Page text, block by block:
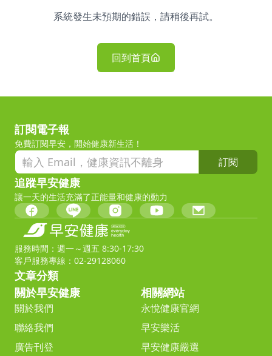
系統發生未預期的錯誤，請稍後再試。
回到首頁
訂閱電子報
免費訂閱早安，開始健康新生活！
訂閱
追蹤早安健康
讓一天的生活充滿了正能量和健康的動力
服務時間：週一～週五 8:30-17:30
客戶服務專線：02-29128060
文章分類
關於早安健康
關於我們
聯絡我們
廣告刊登
相關網站
永悅健康官網
早安樂活
早安健康嚴選